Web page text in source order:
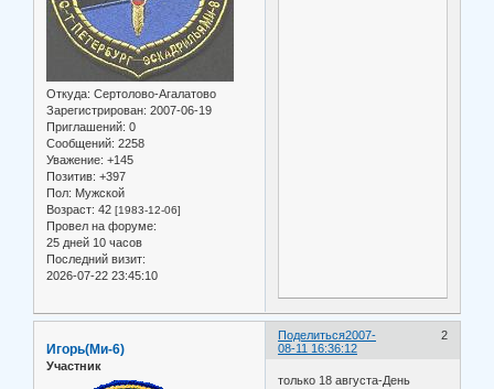
Откуда: Сертолово-Агалатово
Зарегистрирован: 2007-06-19
Приглашений: 0
Сообщений: 2258
Уважение: +145
Позитив: +397
Пол: Мужской
Возраст: 42 [1983-12-06]
Провел на форуме:
25 дней 10 часов
Последний визит:
2026-07-22 23:45:10
Поделиться 2
2007-
08-11 16:36:12
Игорь(Ми-6)
Участник
только 18 августа-День